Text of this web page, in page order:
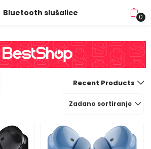
Bluetooth slušalice 0
Recent Products
Zadano sortiranje